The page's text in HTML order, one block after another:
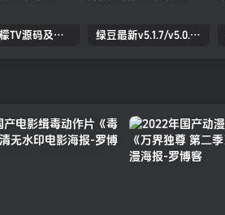
2022乐檬TV源码及搭建对接打包教程(前端+后端）（亲测） 绿豆最新v5.1.7/v5.0.萝卜app源码前后端【java全开源免授权】